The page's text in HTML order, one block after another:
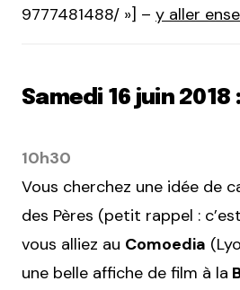
9777481488/ »] – y aller
Samedi 16 juin 2018 :
10h30
Vous cherchez une idée de
des Pères (petit rappel :
vous alliez au Comoedia
une belle affiche de film à la